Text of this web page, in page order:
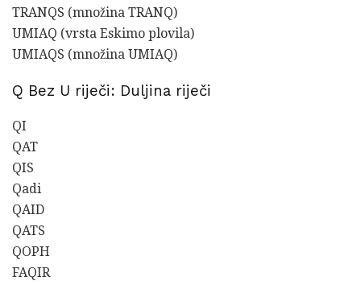
TRANQS (množina TRANQ)
UMIAQ (vrsta Eskimo plovila)
UMIAQS (množina UMIAQ)
Q Bez U riječi: Duljina riječi
QI
QAT
QIS
Qadi
QAID
QATS
QOPH
FAQIR